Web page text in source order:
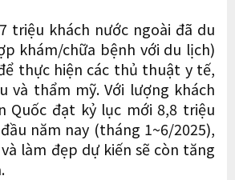
triệu khách nước ngoài đã du
khám/chữa bệnh với du lịch)
thực hiện các thủ thuật y tế,
và thẩm mỹ. Với lượng khách
Quốc đạt kỷ lục mới 8,8 triệu
năm nay (tháng 1~6/2025),
làm đẹp dự kiến ​​sẽ còn tăng